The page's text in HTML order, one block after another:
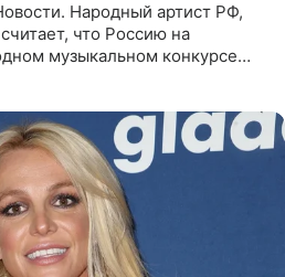
Народный артист РФ,
что Россию на
музыкальном конкурсе